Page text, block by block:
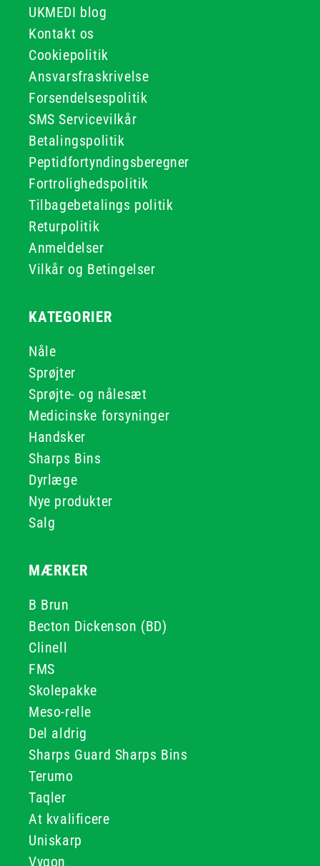
UKMEDI blog
Kontakt os
Cookiepolitik
Ansvarsfraskrivelse
Forsendelsespolitik
SMS Servicevilkår
Betalingspolitik
Peptidfortyndingsberegner
Fortrolighedspolitik
Tilbagebetalings politik
Returpolitik
Anmeldelser
Vilkår og Betingelser
KATEGORIER
Nåle
Sprøjter
Sprøjte- og nålesæt
Medicinske forsyninger
Handsker
Sharps Bins
Dyrlæge
Nye produkter
Salg
MÆRKER
B Brun
Becton Dickenson (BD)
Clinell
FMS
Skolepakke
Meso-relle
Del aldrig
Sharps Guard Sharps Bins
Terumo
Taqler
At kvalificere
Uniskarp
Vygon